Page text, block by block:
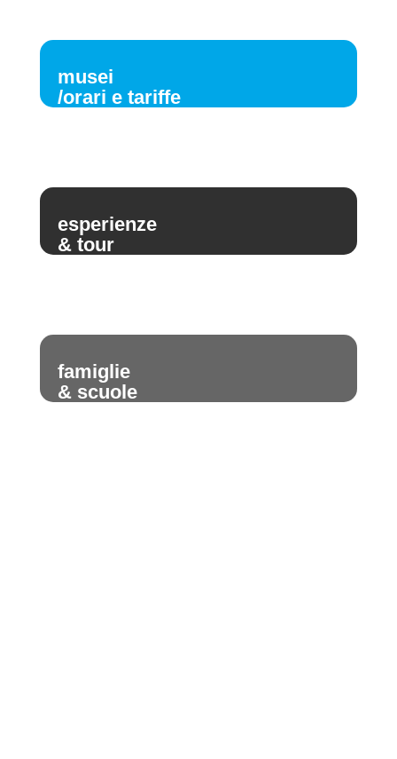
musei
/orari e tariffe
esperienze
& tour
famiglie
& scuole